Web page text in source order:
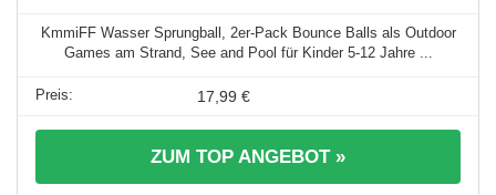
KmmiFF Wasser Sprungball, 2er-Pack Bounce Balls als Outdoor
Games am Strand, See and Pool für Kinder 5-12 Jahre ...
17,99 €
ZUM TOP ANGEBOT »